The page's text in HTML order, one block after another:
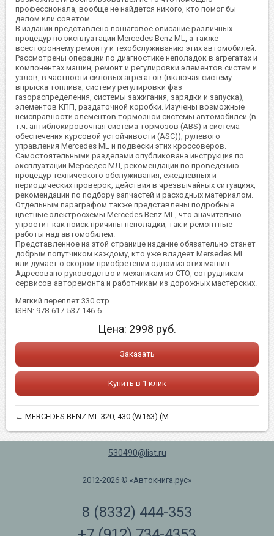
профессионала, вообще не найдется никого, кто помог бы
делом или советом.
В издании представлено пошаговое описание различных
процедур по эксплуатации Mercedes Benz ML, а также
всестороннему ремонту и техобслуживанию этих автомобилей.
Рассмотрены операции по диагностике неполадок в агрегатах и
компонентах машин, ремонт и регулировки элементов систем и
узлов, в частности силовых агрегатов (включая систему
впрыска топлива, систему регулировки фаз
газораспределения, системы зажигания, зарядки и запуска),
элементов КПП, раздаточной коробки. Изучены возможные
неисправности элементов тормозной системы автомобилей (в
т.ч. антиблокировочная система тормозов (ABS) и система
обеспечения курсовой устойчивости (ASC)), рулевого
управления Mercedes ML и подвески этих кроссоверов.
Самостоятельными разделами опубликована инструкция по
эксплуатации Мерседес МЛ, рекомендации по проведению
процедур технического обслуживания, ежедневных и
периодических проверок, действия в чрезвычайных ситуациях,
рекомендации по подбору запчастей и расходных материалом.
Отдельным параграфом также представлены подробные
цветные электросхемы Mercedes Benz ML, что значительно
упростит как поиск причины неполадки, так и ремонтные
работы над автомобилем.
Представленное на этой странице издание обязательно станет
добрым попутчиком каждому, кто уже владеет Mersedes ML
или думает о скором приобретении одной из этих машин.
Адресовано руководство и механикам из СТО, сотрудникам
сервисов авторемонта и работникам из дорожных мастерских.
Мягкий переплет 330 стр.
ISBN: 978-617-537-146-6
Цена: 2998 руб.
Заказать
Купить в 1 клик
←MERCEDES BENZ ML 320, 430 (W163) (М...
530490@list.ru
2012-2026 © «Автокнига.рус»
8 (8332) 444-353